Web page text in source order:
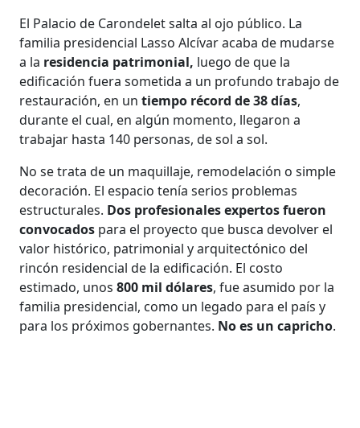
El Palacio de Carondelet salta al ojo público. La
familia presidencial Lasso Alcívar acaba de mudarse
a la residencia patrimonial, luego de que la
edificación fuera sometida a un profundo trabajo de
restauración, en un tiempo récord de 38 días,
durante el cual, en algún momento, llegaron a
trabajar hasta 140 personas, de sol a sol.
No se trata de un maquillaje, remodelación o simple
decoración. El espacio tenía serios problemas
estructurales. Dos profesionales expertos fueron
convocados para el proyecto que busca devolver el
valor histórico, patrimonial y arquitectónico del
rincón residencial de la edificación. El costo
estimado, unos800 mil dólares, fue asumido por la
familia presidencial, como un legado para el país y
para los próximos gobernantes. No es un capricho.